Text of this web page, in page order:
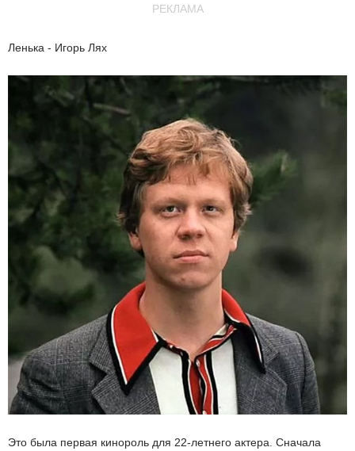
РЕКЛАМА
Ленька - Игорь Лях
Это была первая кинороль для 22-летнего актера. Сначала